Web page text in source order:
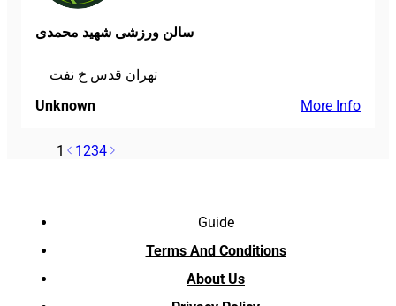
سالن ورزشی شهید محمدی
تهران قدس خ نفت
Unknown
More Info
1 1 234
Guide
Terms And Conditions
About Us